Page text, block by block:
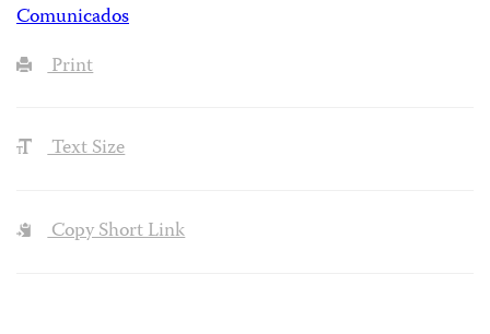
Comunicados
Print
Text Size
Copy Short Link